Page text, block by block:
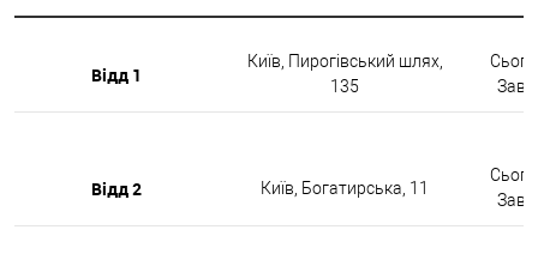
Відд 1
Київ, Пирогівський шлях,
135
Відд 2 Київ, Богатирська, 11